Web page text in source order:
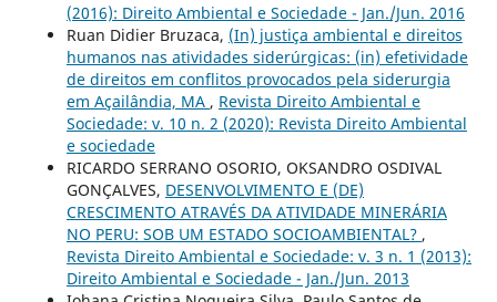
(2016): Direito Ambiental e Sociedade - Jan./Jun. 2016
Ruan Didier Bruzaca, (In) justiça ambiental e direitos
humanos nas atividades siderúrgicas: (in) efetividade
de direitos em conflitos provocados pela siderurgia
em Açailândia, MA , Revista Direito Ambiental e
Sociedade: v. 10 n. 2 (2020): Revista Direito Ambiental
e sociedade
RICARDO SERRANO OSORIO, OKSANDRO OSDIVAL
GONÇALVES, DESENVOLVIMENTO E (DE)
CRESCIMENTO ATRAVÉS DA ATIVIDADE MINERÁRIA
NO PERU: SOB UM ESTADO SOCIOAMBIENTAL? ,
Revista Direito Ambiental e Sociedade: v. 3 n. 1 (2013):
Direito Ambiental e Sociedade - Jan./Jun. 2013